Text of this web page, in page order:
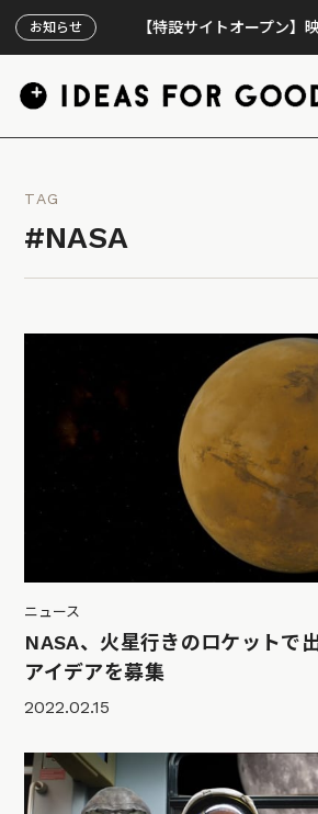
お知らせ【特設サイトオープン】映画『リ
TAG
#NASA
ニュース
NASA、火星行きのロケットで
アイデアを募集
2022.02.15